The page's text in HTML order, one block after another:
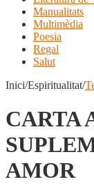
Manualitats
Multimèdia
Poesia
Regal
Salut
Inici/Espiritualitat/
CARTA
AMOR